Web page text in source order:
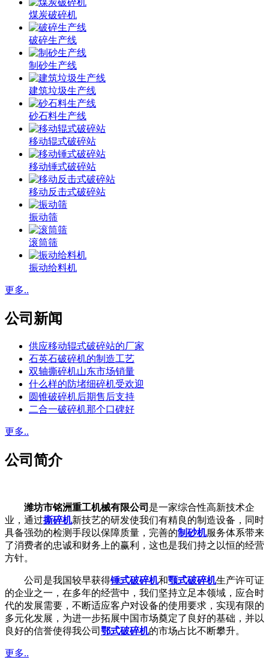
煤炭破碎机
破碎生产线
制砂生产线
建筑垃圾生产线
砂石料生产线
移动辊式破碎站
移动锤式破碎站
移动反击式破碎站
振动筛
滚筒筛
振动给料机
更多..
公司新闻
供应移动辊式破碎站的厂家
石英石破碎机的制造工艺
双轴撕碎机山东市场销量
什么样的防堵细碎机受欢迎
圆锥破碎机后期售后支持
二合一破碎机那个口碑好
更多..
公司简介
潍坊市铭洲重工机械有限公司 是一家综合性高新技术企
业，通过撕碎机新技艺的研发使我们有精良的制造设备，同时
具备强劲的检测手段以保障质量，完善的制砂机服务体系带来
了消费者的忠诚和财务上的赢利，这也是我们持之以恒的经营
方针。
公司是我国较早获得锤式破碎机和颚式破碎机生产许可证
的企业之一，在多年的经营中，我们坚持立足本领域，应合时
代的发展需要，不断适应客户对设备的使用要求，实现有限的
多元化发展，为进一步拓展中国市场奠定了良好的基础，并以
良好的信誉使得我公司 鄂式破碎机的市场占比不断攀升。
更多..